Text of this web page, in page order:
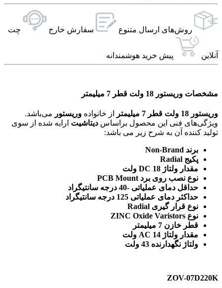
روش‌های ارسال‌ متنوع سفارش خارج چت
آنلاین پیش خرید هوشمندانه
مشخصات وریستور 18 ولت قطر 7 میلیمتر
وریستور 18 ولت قطر 7 میلیمتر از خانواده وریستور می‌باشد.
ویژگی‌های فنی این محصول براساس دیتاشیت ارایه شده از سوی
تولید کننده آن به شرح زیر می باشد:
برند Non-Brand
پکیج Radial
مقدار ولتاژ DC 18 ولت
نوع نصب روی برد PCB Mount
حداقل دمای عملیاتی -40 درجه سانتیگراد
حداکثر دمای عملیاتی 125 درجه سانتیگراد
نوع قرار گیری Radial
نوع ZINC Oxide Varistors
قطر خازن 7 میلیمتر
مقدار ولتاژ AC 14 ولت
ولتاژ نگهدارنده 43 ولت
ZOV-07D220K